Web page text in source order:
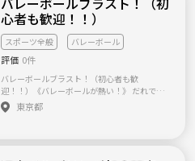
ロナ禍も加わり、対面での人との交流の場は
さらに少なくなってきています。 でも、初対
面の人ともリードとフォローで即興で踊れる
ペアダンスは、言葉のいらない素敵なコミュ
ニケーションツールです✨ 今はコロナでなか
なか機会がありませんが、映画で見かけるよ
うな、ウェディングやホームパーティー、ク
ルーズのダンスホールなど...少しでもペアダン
スをたしなんでいれば、コロナが収束した後
名となります。
何回も１人で決めに行くのを見ると、少し寂
しいです！www バスケが好き、ワイワイする
のが好き、友達欲しい そんな人たちは是非参
加ください！！！！
〜〜〜〜〜〜〜〜〜〜〜〜〜〜〜〜〜〜〜〜〜
を記載の上、ご連絡ください！！
心者も歓迎！！）
スポーツ全般 バレーボール
評価 0件
バレーボールブラスト！（初心者も歓
迎！！）《バレーボールが熱い！》 だれでも
できる！ 高校ずっと帰宅部だった女の子もい
ます。 アキバ系出身の男もいます。 他のスポ
東京都